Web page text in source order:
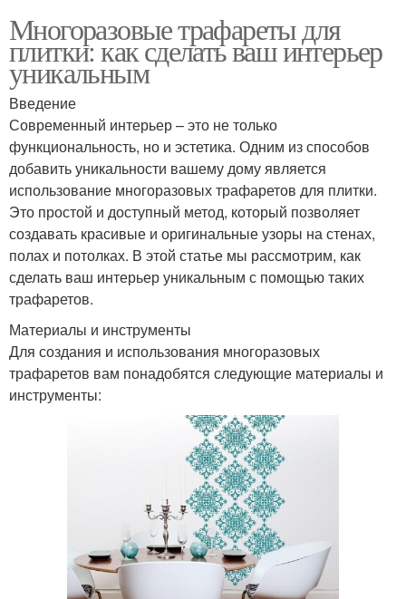
Многоразовые трафареты для
плитки: как сделать ваш интерьер
уникальным
Введение
Современный интерьер – это не только
функциональность, но и эстетика. Одним из способов
добавить уникальности вашему дому является
использование многоразовых трафаретов для плитки.
Это простой и доступный метод, который позволяет
создавать красивые и оригинальные узоры на стенах,
полах и потолках. В этой статье мы рассмотрим, как
сделать ваш интерьер уникальным с помощью таких
трафаретов.
Материалы и инструменты
Для создания и использования многоразовых
трафаретов вам понадобятся следующие материалы и
инструменты: